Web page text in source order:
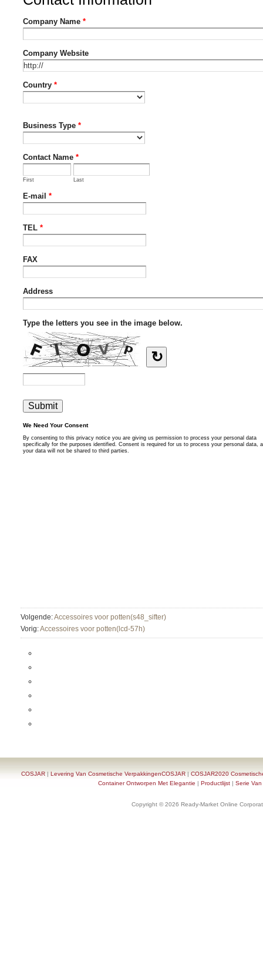
Volgende:Accessoires voor potten(s48_sifter)
Vorig:Accessoires voor potten(lcd-57h)
COSJAR | Levering Van Cosmetische VerpakkingenCOSJAR | COSJAR2020
Container Ontworpen Met Elegantie | Productlijst | Serie
Copyright © 2026 Ready-Market Online